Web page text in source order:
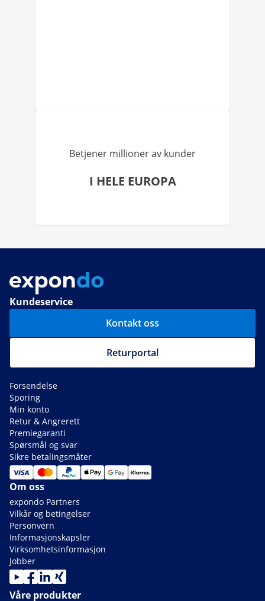
Betjener millioner av kunder
I HELE EUROPA
Kundeservice
Kontakt oss
Returportal
Forsendelse
Sporing
Min konto
Retur & Angrerett
Premiegaranti
Spørsmål og svar
Sikre betalingsmåter
Om oss
expondo Partners
Vilkår og betingelser
Personvern
Informasjonskapsler
Virksomhetsinformasjon
Jobber
Våre produkter